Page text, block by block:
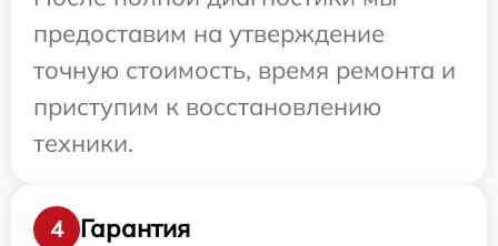
предоставим на утверждение
точную стоимость, время ремонта и
приступим к восстановлению
техники.
4
Гарантия